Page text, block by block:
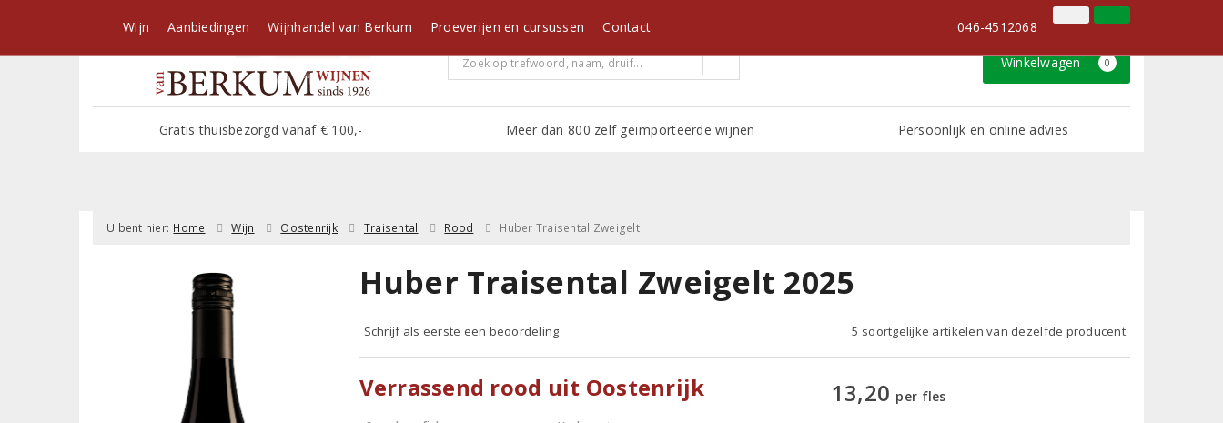
046-4512068 Inloggen Klantenservice
Winkelwagen 0
Gratis thuisbezorgd vanaf € 100,- Meer dan 800 zelf geïmporteerde wijnen Persoonlijk en online advies
Wijn Aanbiedingen Wijnhandel van Berkum Proeverijen en cursussen Contact 046-4512068
U bent hier: Home Wijn Oostenrijk Traisental Rood Huber Traisental Zweigelt
Huber Traisental Zweigelt 2025
Schrijf als eerste een beoordeling 5 soortgelijke artikelen van dezelfde producent
Verrassend rood uit Oostenrijk 13,20 per fles